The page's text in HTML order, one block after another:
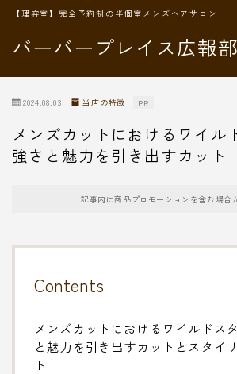
バーバープレイス広報部
【理容室】完全予約制の半個室メンズヘアサロン
2024.08.03 当店の特徴 PR
メンズカットにおけるワイル
強さと魅力を引き出すカット
記事内に商品プロモーションを含む場合
Contents
メンズカットにおけるワイルドス
と魅力を引き出すカットとスタイ
ト